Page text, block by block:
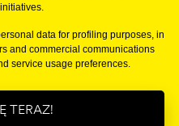
data for profiling purposes, in
and commercial communications
service usage preferences.
TERAZ!